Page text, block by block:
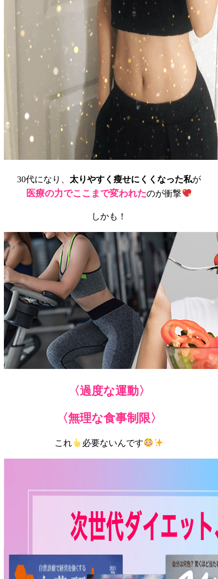
30代になり、 太りやすく瘦せにくくなった私が
医療の力でここまで変われたのが衝撃
しかも！
〈過度な運動〉
〈無理な食事制限〉
これ 必要ないんです